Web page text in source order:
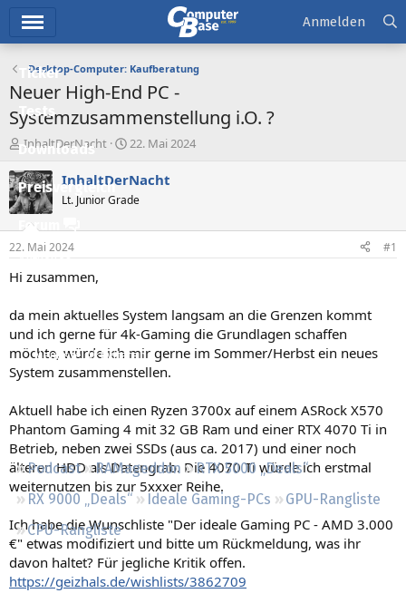
Ticker
Tests
Downloads
Preisvergleich
Forum
Aktuelles
Neue Beiträge
Neueste Aktivitäten
Regeln
Podcast RAMageddon
RTX 5000 „Deals“
RX 9000 „Deals“
Ideale Gaming-PCs
GPU-Rangliste
CPU-Rangliste
Anmelden
Desktop-Computer: Kaufberatung
Neuer High-End PC -
Systemzusammenstellung i.O. ?
E
r
s
t
e
e
r
InhaltDerNacht
E
s
t
e
t
22. Mai 2024
InhaltDerNacht
Lt. Junior Grade
22. Mai 2024 #1
Hi zusammen,
da mein aktuelles System langsam an die Grenzen kommt
und ich gerne für 4k-Gaming die Grundlagen schaffen
möchte, würde ich mir gerne im Sommer/Herbst ein neues
System zusammenstellen.
Aktuell habe ich einen Ryzen 3700x auf einem ASRock X570
Phantom Gaming 4 mit 32 GB Ram und einer RTX 4070 Ti in
Betrieb, neben zwei SSDs (aus ca. 2017) und einer noch
älteren HDD als Datengrab. Die 4070 Ti würde ich erstmal
weiternutzen bis zur 5xxxer Reihe.
Ich habe die Wunschliste "Der ideale Gaming PC - AMD 3.000
€" etwas modifiziert und bitte um Rückmeldung, was ihr
davon haltet? Für jegliche Kritik offen.
https://geizhals.de/wishlists/3862709